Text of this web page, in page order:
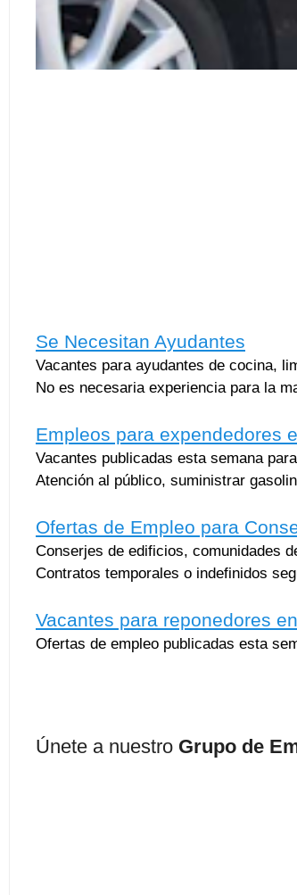
Se Necesitan Ayudantes
Vacantes para ayudantes de cocina,
No es necesaria experiencia para la
Empleos para expendedores
Vacantes publicadas esta semana
Atención al público, suministrar
Ofertas de Empleo para
Conserjes de edificios, comunidades
Contratos temporales o indefinidos
Vacantes para reponedores
Ofertas de empleo publicadas esta
Únete a nuestro Grupo de